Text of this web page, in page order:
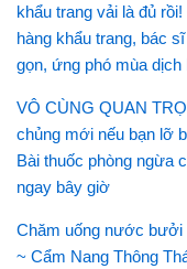
khẩu trang vải là đủ
hàng khẩu trang, bác
gọn, ứng phó mùa dịch
VÔ CÙNG QUAN
chủng mới nếu bạn lỡ
Bài thuốc phòng ngừa
ngay bây giờ
Chăm uống nước bưởi
~ Cẩm Nang Thông